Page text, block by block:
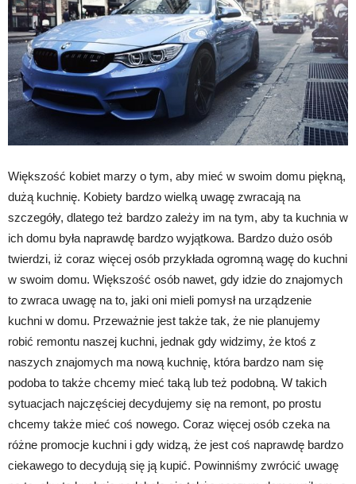
Większość kobiet marzy o tym, aby mieć w swoim domu piękną,
dużą kuchnię. Kobiety bardzo wielką uwagę zwracają na
szczegóły, dlatego też bardzo zależy im na tym, aby ta kuchnia w
ich domu była naprawdę bardzo wyjątkowa. Bardzo dużo osób
twierdzi, iż coraz więcej osób przykłada ogromną wagę do kuchni
w swoim domu. Większość osób nawet, gdy idzie do znajomych
to zwraca uwagę na to, jaki oni mieli pomysł na urządzenie
kuchni w domu. Przeważnie jest także tak, że nie planujemy
robić remontu naszej kuchni, jednak gdy widzimy, że ktoś z
naszych znajomych ma nową kuchnię, która bardzo nam się
podoba to także chcemy mieć taką lub też podobną. W takich
sytuacjach najczęściej decydujemy się na remont, po prostu
chcemy także mieć coś nowego. Coraz więcej osób czeka na
różne promocje kuchni i gdy widzą, że jest coś naprawdę bardzo
ciekawego to decydują się ją kupić. Powinniśmy zwrócić uwagę